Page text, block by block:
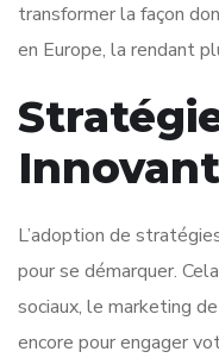
transformer la façon
en Europe, la rendant
L’adoption de
pour se démarquer.
sociaux, le marketing
encore pour engager